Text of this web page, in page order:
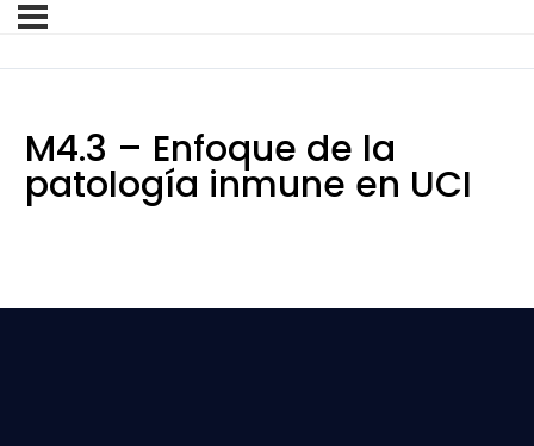
M4.3 – Enfoque de la
patología inmune en UCI